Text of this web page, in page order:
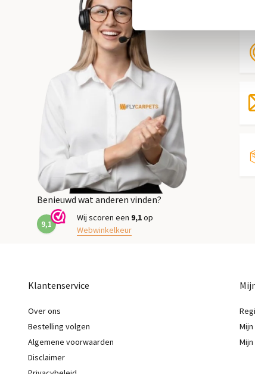
Benieuwd wat anderen vinden?
9,1
Wij scoren een 9,1op
Webwinkelkeur
Klantenservice
Over ons
Bestelling volgen
Algemene voorwaarden
Disclaimer